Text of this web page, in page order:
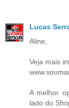
Lucas
Aline,
Veja mais
A melhor
lado do